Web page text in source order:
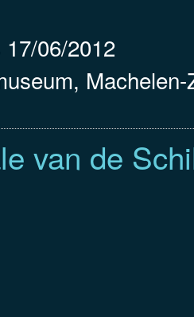
17/06/2012
van de